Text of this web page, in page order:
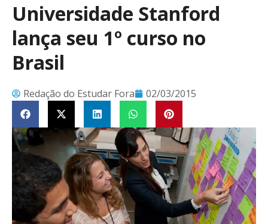
Universidade Stanford
lança seu 1º curso no
Brasil
Redação do Estudar Fora 02/03/2015